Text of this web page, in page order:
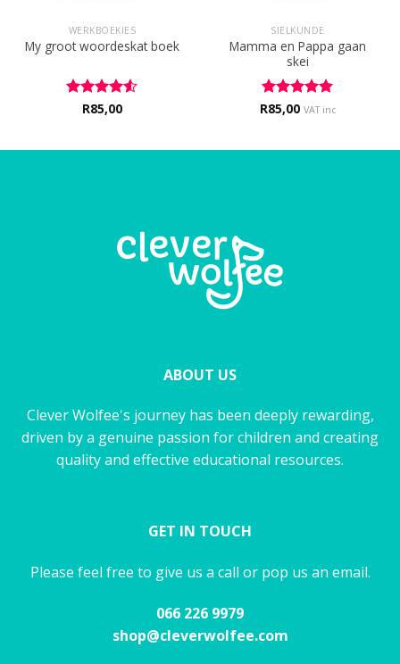
WERKBOEKIES
My groot woordeskat boek
Rated 4.5
R85,00
SIELKUNDE
Mamma en Pappa gaan
skei
Rated 5
R85,00 VAT inc
ABOUT US
Clever Wolfee's journey has been deeply rewarding,
driven by a genuine passion for children and creating
quality and effective educational resources.
GET IN TOUCH
Please feel free to give us a call or pop us an email.
066 226 9979
shop@cleverwolfee.com